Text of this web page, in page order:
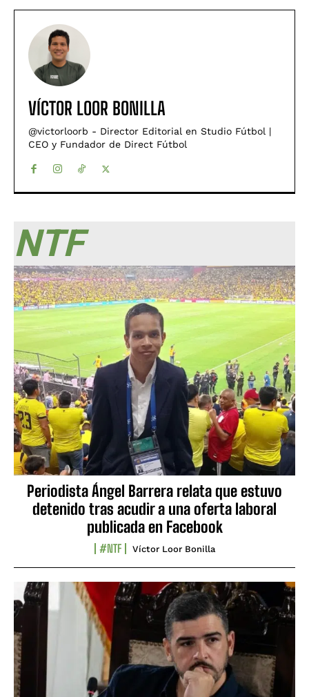
VÍCTOR LOOR BONILLA
@victorloorb - Director Editorial en Studio Fútbol |
CEO y Fundador de Direct Fútbol
NTF
Periodista Ángel Barrera relata que estuvo
detenido tras acudir a una oferta laboral
publicada en Facebook
#NTF Víctor Loor Bonilla